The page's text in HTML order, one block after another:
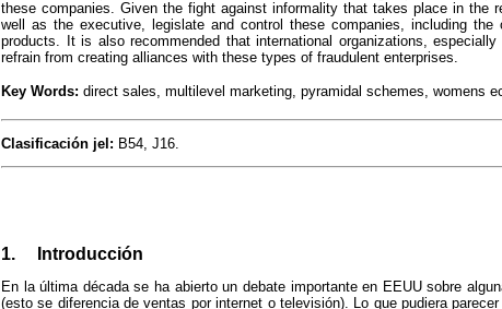
these companies. Given the fight against informality that takes place in the
well as the executive, legislate and control these companies, including
products. It is also recommended that international organizations,
refrain from creating alliances with these types of fraudulent enterprises.
Key Words: direct sales, multilevel marketing, pyramidal schemes, womens
Clasificación jel: B54, J16.
1. Introducción
En la última década se ha abierto un debate importante en EEUU sobre
(esto se diferencia de ventas por internet o televisión). Lo que pudiera